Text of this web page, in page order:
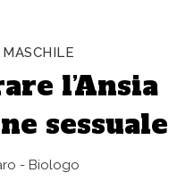
l’Ansia
sessuale
- Biologo